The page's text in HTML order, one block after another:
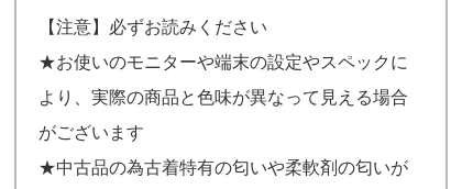
【注意】必ずお読みください
★お使いのモニターや端末の設定やスペックに
より、実際の商品と色味が異なって見える場合
がございます
★中古品の為古着特有の匂いや柔軟剤の匂いが